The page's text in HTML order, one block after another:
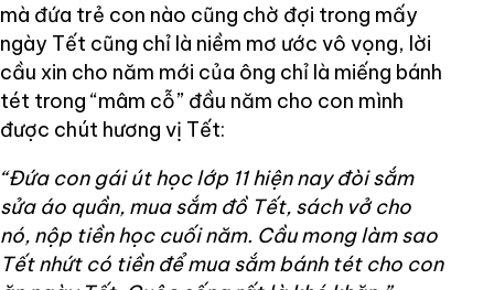
mà đứa trẻ con nào cũng chờ đợi trong mấy
ngày Tết cũng chỉ là niềm mơ ước vô vọng, lời
cầu xin cho năm mới của ông chỉ là miếng bánh
tét trong “mâm cỗ” đầu năm cho con mình
được chút hương vị Tết:
“Đứa con gái út học lớp 11 hiện nay đòi sắm
sửa áo quần, mua sắm đồ Tết, sách vở cho
nó, nộp tiền học cuối năm. Cầu mong làm sao
Tết nhứt có tiền để mua sắm bánh tét cho con